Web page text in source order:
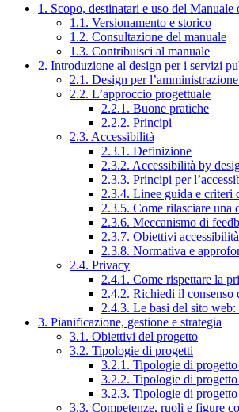
1. Scopo, destinatari e uso del Manuale
1.1. Versionamento e storico
1.2. Consultazione del manuale
1.3. Contribuisci al manuale
2. Introduzione al design per i servizi
2.1. Design per
2.2. L’approccio progettuale
2.2.1. Buone pratiche
2.2.2. Principi
2.3. Accessibilità
2.3.1. Definizione
2.3.2. Accessibilità by
2.3.3. Principi per
2.3.4. Linee guida e criteri
2.3.5. Come rilasciare una
2.3.6. Meccanismo di
2.3.7. Obiettivi accessibilità
2.3.8. Normativa e
2.4. Privacy
2.4.1. Come rispettare la
2.4.2. Richiedi il consenso
2.4.3. Le basi del sito
3. Pianificazione, gestione e strategia
3.1. Obiettivi del progetto
3.2. Tipologie di progetti
3.2.1. Tipologie di
3.2.2. Tipologie di
3.2.3. Tipologie di
3.3. Competenze, ruoli e figure